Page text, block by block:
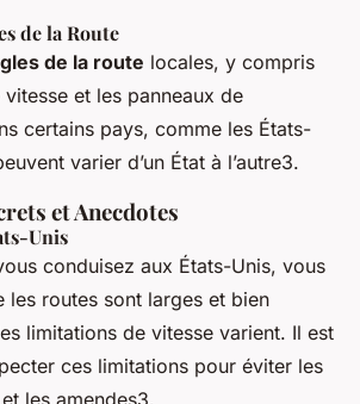
de la Route
de la route locales, y compris
et les panneaux de
certains pays, comme les États-
varier d’un État à l’autre3.
et Anecdotes
Unis
conduisez aux États-Unis, vous
les routes sont larges et bien
limitations de vitesse varient. Il est
ces limitations pour éviter les